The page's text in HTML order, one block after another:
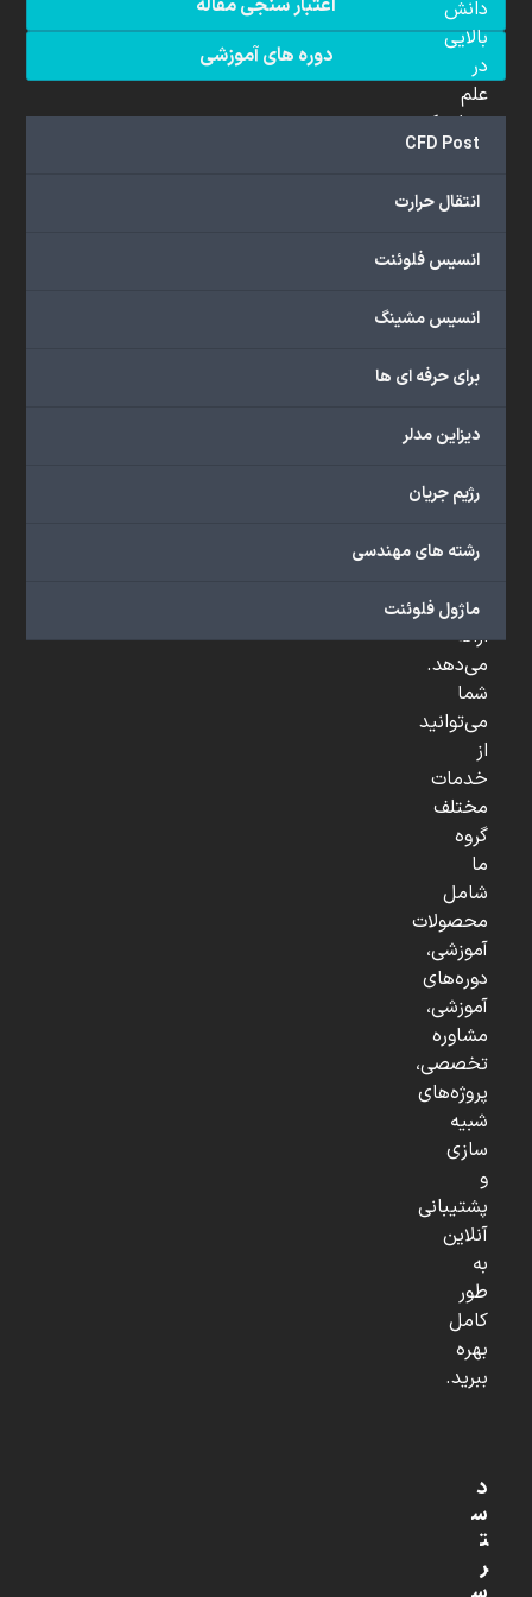
اعتبار سنجی مقاله
دوره های آموزشی
CFD Post
انتقال حرارت
انسیس فلوئنت
انسیس مشینگ
برای حرفه ای ها
دیزاین مدلر
رژیم جریان
رشته های مهندسی
ماژول فلوئنت
دانش
بالایی
در
علم
دینامیک
سیالات
(CFD)
هستند.
ما
گسترده‌ای
با
دانشگاهی،
صنعتی
...
ارائه
می‌دهد.
شما
می‌توانید
از
خدمات
مختلف
گروه
ما
شامل
محصولات
آموزشی،
دوره‌های
آموزشی،
مشاوره
تخصصی،
پروژه‌های
شبیه
سازی
و
پشتیبانی
آنلاین
به
طور
کامل
بهره
ببرید.
د
س
ت
ر